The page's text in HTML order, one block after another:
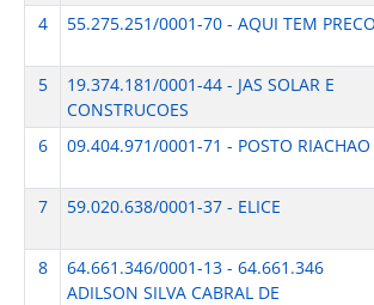
4
55.275.251/0001-70 - AQUI TEM PRECO
5
19.374.181/0001-44 - JAS SOLAR E
CONSTRUCOES
6
09.404.971/0001-71 - POSTO RIACHAO
7
59.020.638/0001-37 - ELICE
8
64.661.346/0001-13 - 64.661.346
ADILSON SILVA CABRAL DE